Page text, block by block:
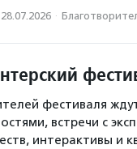
28.07.2026 ·
фестиваля
встречи с
интерактивы и